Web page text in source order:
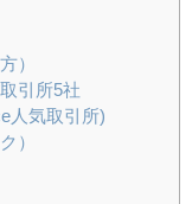
）
引所5社
人気取引所)
）